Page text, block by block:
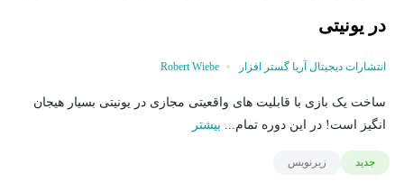
در یونیتی
انتشارات دیجیتال آریا گستر افزار Robert Wiebe
ساخت یک بازی با قابلیت های واقعیتی مجازی در یونیتی بسیار هیجان
انگیز است! در این دوره تمام... بیشتر
جدید زیرنویس